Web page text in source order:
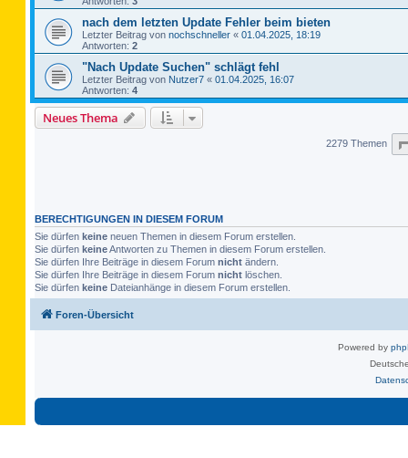
nach dem letzten Update Fehler beim bieten
Letzter Beitrag von nochschneller « 01.04.2025, 18:19
Antworten: 2
"Nach Update Suchen" schlägt fehl
Letzter Beitrag von Nutzer7 « 01.04.2025, 16:07
Antworten: 4
Neues Thema
2279 Themen
BERECHTIGUNGEN IN DIESEM FORUM
Sie dürfen keine neuen Themen in diesem Forum erstellen.
Sie dürfen keineAntworten zu Themen in diesem Forum erstellen.
Sie dürfen Ihre Beiträge in diesem Forum nicht ändern.
Sie dürfen Ihre Beiträge in diesem Forum nicht löschen.
Sie dürfen keine Dateianhänge in diesem Forum erstellen.
Foren-Übersicht
Powered by